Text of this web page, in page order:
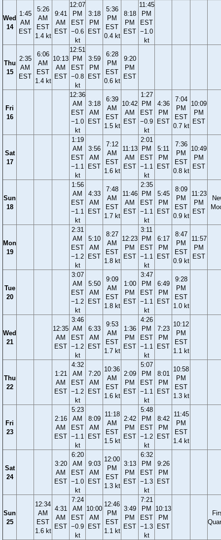
Wed
14
1:45
AM
EST
5:26
AM
EST
1.4 kt
9:41
AM
EST
12:07
PM
EST
−0.6
kt
3:18
PM
EST
5:36
PM
EST
0.4 kt
8:18
PM
EST
11:45
PM
EST
−1.0
kt
Thu
15
2:35
AM
EST
6:06
AM
EST
1.4 kt
10:13
AM
EST
12:51
PM
EST
−0.8
kt
3:59
PM
EST
6:28
PM
EST
0.6 kt
9:20
PM
EST
Fri
16
12:36
AM
EST
−1.0
kt
3:18
AM
EST
6:39
AM
EST
1.5 kt
10:42
AM
EST
1:27
PM
EST
−0.9
kt
4:36
PM
EST
7:04
PM
EST
0.7 kt
10:09
PM
EST
Sat
17
1:19
AM
EST
−1.1
kt
3:56
AM
EST
7:12
AM
EST
1.6 kt
11:13
AM
EST
2:01
PM
EST
−1.1
kt
5:11
PM
EST
7:36
PM
EST
0.8 kt
10:49
PM
EST
Sun
18
1:56
AM
EST
−1.1
kt
4:33
AM
EST
7:48
AM
EST
1.7 kt
11:46
AM
EST
2:35
PM
EST
−1.1
kt
5:45
PM
EST
8:09
PM
EST
0.9 kt
11:23
PM
EST
Mon
19
2:31
AM
EST
−1.2
kt
5:10
AM
EST
8:27
AM
EST
1.8 kt
12:23
PM
EST
3:11
PM
EST
−1.1
kt
6:17
PM
EST
8:47
PM
EST
0.9 kt
11:57
PM
EST
Tue
20
3:07
AM
EST
−1.2
kt
5:50
AM
EST
9:09
AM
EST
1.8 kt
1:00
PM
EST
3:47
PM
EST
−1.1
kt
6:49
PM
EST
9:28
PM
EST
1.0 kt
Wed
21
12:35
AM
EST
3:46
AM
EST
−1.2
kt
6:33
AM
EST
9:53
AM
EST
1.7 kt
1:36
PM
EST
4:26
PM
EST
−1.1
kt
7:23
PM
EST
10:12
PM
EST
1.1 kt
Thu
22
1:21
AM
EST
4:32
AM
EST
−1.2
kt
7:20
AM
EST
10:36
AM
EST
1.6 kt
2:09
PM
EST
5:07
PM
EST
−1.1
kt
8:01
PM
EST
10:58
PM
EST
1.3 kt
Fri
23
2:16
AM
EST
5:23
AM
EST
−1.1
kt
8:09
AM
EST
11:18
AM
EST
1.5 kt
2:42
PM
EST
5:48
PM
EST
−1.2
kt
8:42
PM
EST
11:45
PM
EST
1.4 kt
Sat
24
3:20
AM
EST
6:20
AM
EST
−1.0
kt
9:03
AM
EST
12:00
PM
EST
1.3 kt
3:13
PM
EST
6:32
PM
EST
−1.3
kt
9:26
PM
EST
Sun
25
12:34
AM
EST
1.6 kt
4:31
AM
EST
7:24
AM
EST
−0.9
kt
10:00
AM
EST
12:46
PM
EST
1.1 kt
3:49
PM
EST
7:21
PM
EST
−1.3
kt
10:13
PM
EST